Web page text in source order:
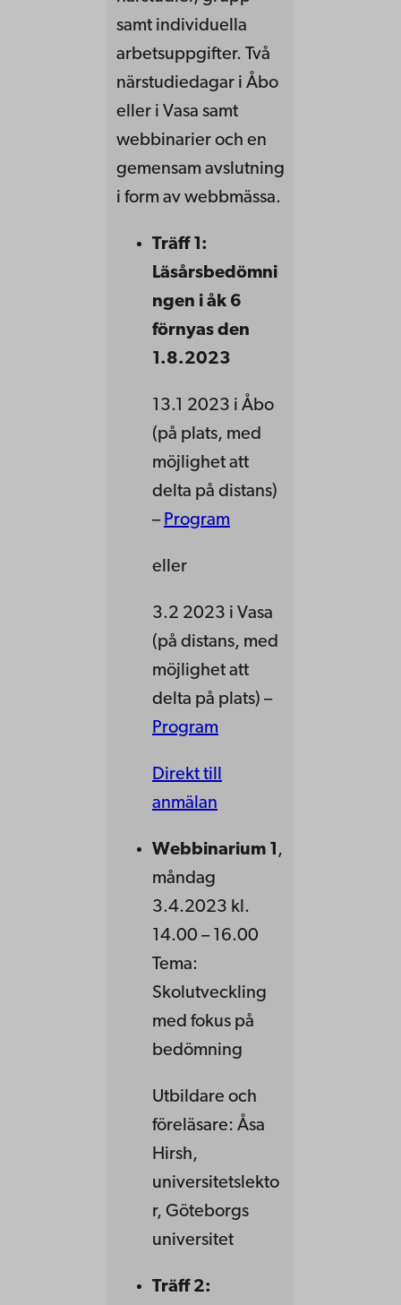
samt individuella
arbetsuppgifter. Två
närstudiedagar i Åbo
eller i Vasa samt
webbinarier och en
gemensam avslutning
i form av webbmässa.
Träff 1:
Läsårsbedömni
ngen i åk 6
förnyas den
1.8.2023
13.1 2023 i Åbo
(på plats, med
möjlighet att
delta på distans)
– Program
eller
3.2 2023 i Vasa
(på distans, med
möjlighet att
delta på plats) –
Program
Direkt till
anmälan
Webbinarium 1 ,
måndag
3.4.2023 kl.
14.00 – 16.00
Tema:
Skolutveckling
med fokus på
bedömning
Utbildare och
föreläsare: Åsa
Hirsh,
universitetslekto
r, Göteborgs
universitet
Träff 2: